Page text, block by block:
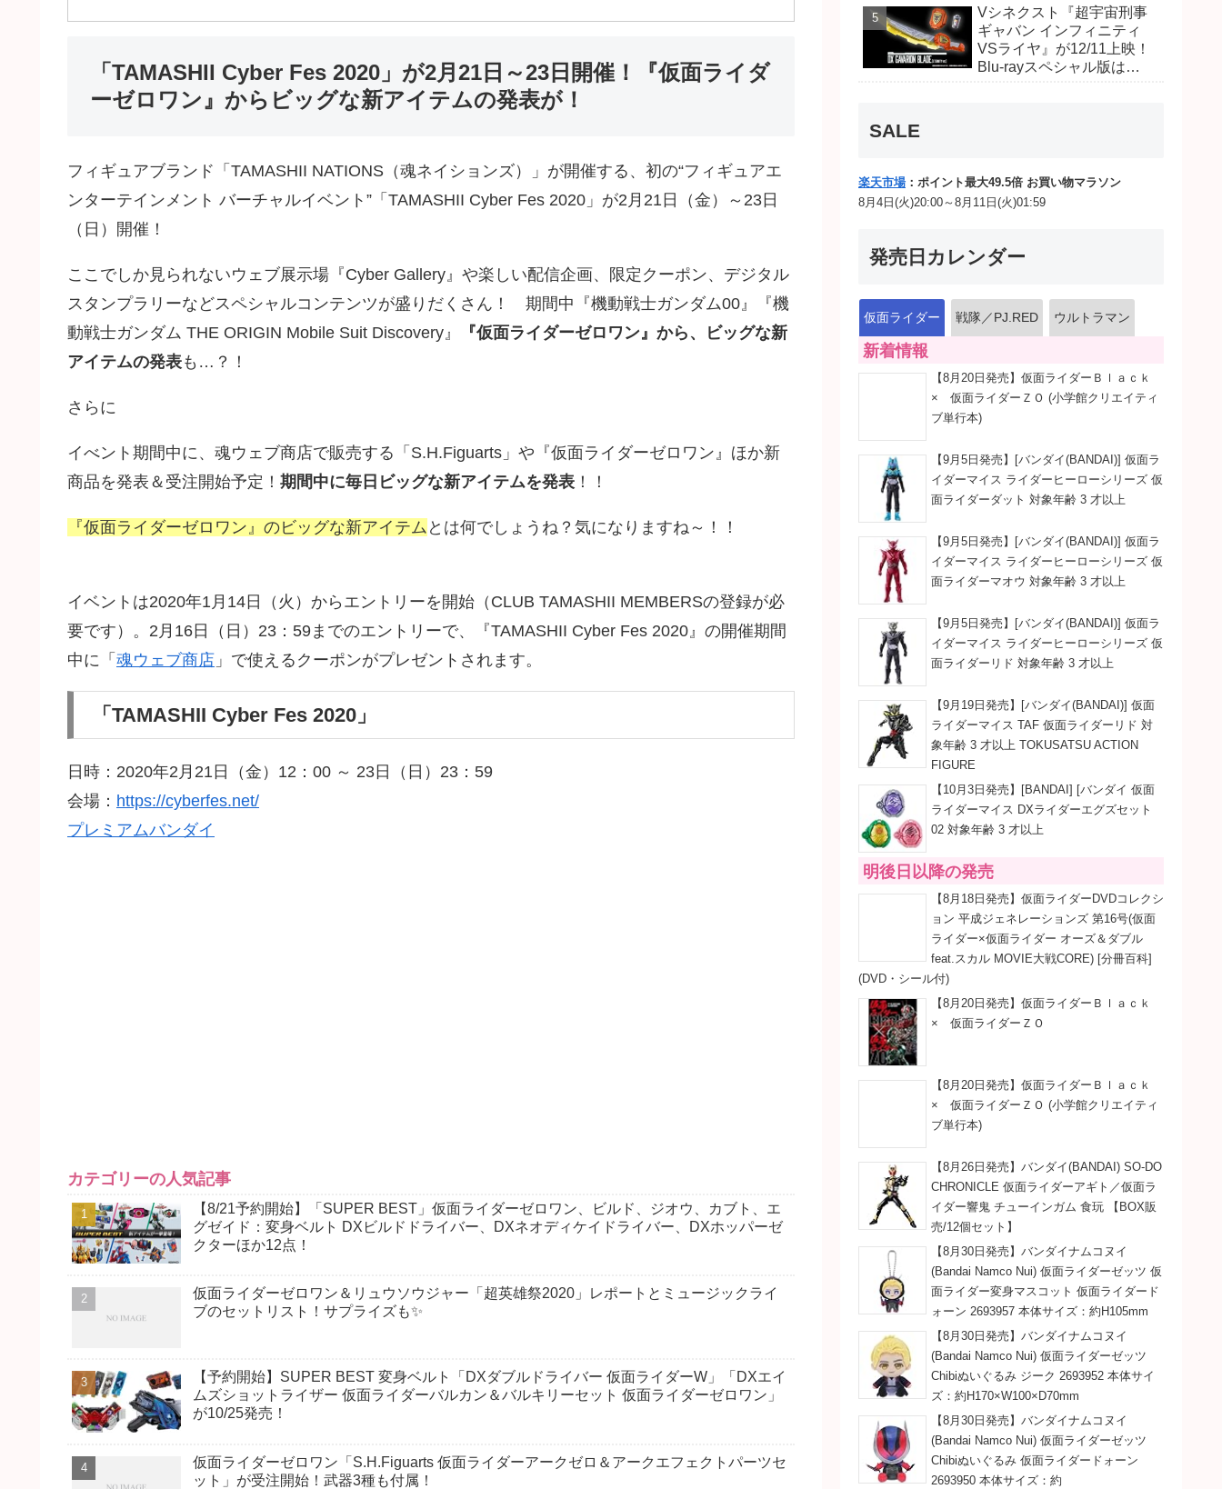
「TAMASHII Cyber Fes 2020」が2月21日～23日開催！『仮面ライダ
ーゼロワン』からビッグな新アイテムの発表が！
フィギュアブランド「TAMASHII NATIONS（魂ネイションズ）」が開催する、初の“フィギュアエ
ンターテインメント バーチャルイベント”「TAMASHII Cyber Fes 2020」が2月21日（金）～23日
（日）開催！
ここでしか見られないウェブ展示場『Cyber Gallery』や楽しい配信企画、限定クーポン、デジタル
スタンプラリーなどスペシャルコンテンツが盛りだくさん！ 期間中『機動戦士ガンダム00』『機
動戦士ガンダム THE ORIGIN Mobile Suit Discovery』
『仮面ライダーゼロワン』から、ビッグな新
アイテムの発表も…？！
さらに
イべント期間中に、魂ウェブ商店で販売する「S.H.Figuarts」や『仮面ライダーゼロワン』ほか新
商品を発表＆受注開始予定！ 期間中に毎日ビッグな新アイテムを発表 ！！
『仮面ライダーゼロワン』のビッグな新アイテム とは何でしょうね？気になりますね～！！
イベントは2020年1月14日（火）からエントリーを開始（CLUB TAMASHII MEMBERSの登録が必
要です）。2月16日（日）23：59までのエントリーで、『TAMASHII Cyber Fes 2020』の開催期間
中に「 魂ウェブ商店 」で使えるクーポンがプレゼントされます。
「TAMASHII Cyber Fes 2020」
日時：2020年2月21日（金）12：00 ～ 23日（日）23：59
会場： https://cyberfes.net/
プレミアムバンダイ
カテゴリーの人気記事
【8/21予約開始】「SUPER BEST」仮面ライダーゼロワン、ビルド、ジオウ、カブト、エ
グゼイド：変身ベルト DXビルドドライバー、DXネオディケイドライバー、DXホッパーゼ
クターほか12点！
仮面ライダーゼロワン＆リュウソウジャー「超英雄祭2020」レポートとミュージックライ
ブのセットリスト！サプライズも✨
【予約開始】SUPER BEST 変身ベルト「DXダブルドライバー 仮面ライダーW」「DXエイ
ムズショットライザー 仮面ライダーバルカン＆バルキリーセット 仮面ライダーゼロワン」
が10/25発売！
仮面ライダーゼロワン「S.H.Figuarts 仮面ライダーアークゼロ＆アークエフェクトパーツセ
ット」が受注開始！武器3種も付属！
開！ライダーは子丑寅卯辰
巳午未申酉戌亥猫猫の14
人⁉
Vシネクスト『超宇宙刑事
ギャバン インフィニティ
VSライヤ』が12/11上映！
Blu-rayスペシャル版は
SALE
楽天市場 ：ポイント最大49.5倍 お買い物マラソン
8月4日(火)20:00～8月11日(火)01:59
発売日カレンダー
仮面ライダー 戦隊／PJ.RED ウルトラマン
新着情報
【8月20日発売】仮面ライダーＢｌａｃｋ
× 仮面ライダーＺＯ (小学館クリエイティ
ブ単行本)
【9月5日発売】[バンダイ(BANDAI)] 仮面ラ
イダーマイス ライダーヒーローシリーズ 仮
面ライダーダット 対象年齢 3 才以上
【9月5日発売】[バンダイ(BANDAI)] 仮面ラ
イダーマイス ライダーヒーローシリーズ 仮
面ライダーマオウ 対象年齢 3 才以上
【9月5日発売】[バンダイ(BANDAI)] 仮面ラ
イダーマイス ライダーヒーローシリーズ 仮
面ライダーリド 対象年齢 3 才以上
【9月19日発売】[バンダイ(BANDAI)] 仮面
ライダーマイス TAF 仮面ライダーリド 対
象年齢 3 才以上 TOKUSATSU ACTION
FIGURE
【10月3日発売】[BANDAI] [バンダイ 仮面
ライダーマイス DXライダーエグズセット
02 対象年齢 3 才以上
明後日以降の発売
【8月18日発売】仮面ライダーDVDコレクシ
ョン 平成ジェネレーションズ 第16号(仮面
ライダー×仮面ライダー オーズ＆ダブル
feat.スカル MOVIE大戦CORE) [分冊百科]
(DVD・シール付)
【8月20日発売】仮面ライダーＢｌａｃｋ
× 仮面ライダーＺＯ
【8月20日発売】仮面ライダーＢｌａｃｋ
× 仮面ライダーＺＯ (小学館クリエイティ
ブ単行本)
【8月26日発売】バンダイ(BANDAI) SO-DO
CHRONICLE 仮面ライダーアギト／仮面ラ
イダー響鬼 チューインガム 食玩 【BOX販
売/12個セット】
【8月30日発売】バンダイナムコヌイ
(Bandai Namco Nui) 仮面ライダーゼッツ 仮
面ライダー変身マスコット 仮面ライダード
ォーン 2693957 本体サイズ：約H105mm
【8月30日発売】バンダイナムコヌイ
(Bandai Namco Nui) 仮面ライダーゼッツ
Chibiぬいぐるみ ジーク 2693952 本体サイ
ズ：約H170×W100×D70mm
【8月30日発売】バンダイナムコヌイ
(Bandai Namco Nui) 仮面ライダーゼッツ
Chibiぬいぐるみ 仮面ライダードォーン
2693950 本体サイズ：約